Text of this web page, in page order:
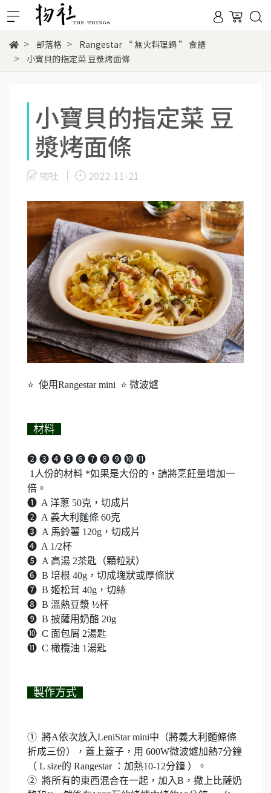
部落格
Rangestar “ 無火料理鍋 ” 食譜
小寶貝的指定菜 豆漿烤面條
小寶貝的指定菜 豆
漿烤面條
物社 2022-11-21
⭐ 使用Rangestar mini ⭐ 微波爐
材料
➋ ➌ ➍ ➎ ➏ ➐ ➑ ➒ ➓ ⓫
1人份的材料 *如果是大份的，請將烹飪量增加一
倍。
➊ A 洋蔥 50克，切成片
➋ A 義大利麵條 60克
➌ A 馬鈴薯 120g，切成片
➍ A 1/2杯
➎ A 高湯 2茶匙（顆粒狀）
➏ B 培根 40g，切成塊狀或厚條狀
➐ B 姬松茸 40g，切絲
➑ B 溫熱豆漿 ½杯
➒ B 披薩用奶酪 20g
➓ C 面包屑 2湯匙
⓫ C 橄欖油 1湯匙
製作方式
➀ 將A依次放入LeniStar mini中（將義大利麵條條
折成三份），蓋上蓋子，用 600W微波爐加熱7分鐘
（ L size的 Rangestar ：加熱10-12分鐘 ）。
➁ 將所有的東西混合在一起，加入B，撒上比薩奶